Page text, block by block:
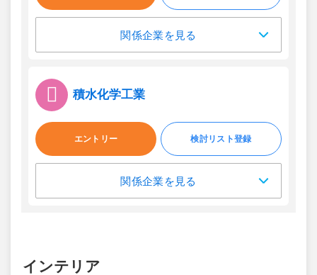
関係企業を見る
積水化学工業
エントリー 検討リスト登録
関係企業を見る
インテリア